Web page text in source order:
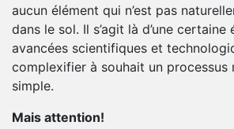
aucun élément qui n’est pas
dans le sol. Il s’agit là d’une certaine
avancées scientifiques et
complexifier à souhait un processus
simple.
Mais attention!